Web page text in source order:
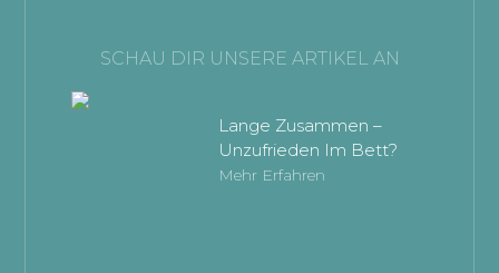
SCHAU DIR UNSERE ARTIKEL AN
Lange Zusammen –
Unzufrieden Im Bett?
Mehr Erfahren